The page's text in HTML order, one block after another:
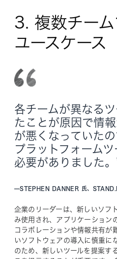
3. 複数チー
ユースケース
各チームが異なる
たことが原因で情
が悪くなっていた
プラットフォーム
必要がありました。
—STEPHEN DANNER 氏、
企業のリーダーは、新しいソフ
み使用され、アプリケーション
コラボレーションや情報共有が
いソフトウェアの導入に慎重に
のため、新しいツールを提案す